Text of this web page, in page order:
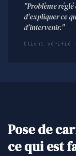
"Problème
d'expliquer ce
d'intervenir."
Client vérifié
Pose de
ce qui est